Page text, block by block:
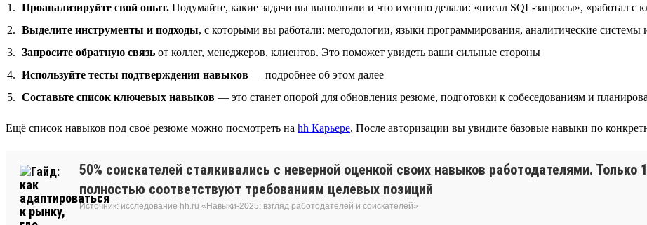
Проанализируйте свой опыт. Подумайте, какие задачи вы выполняли и что именно делали: «писал SQL-запросы», «работал с
Выделите инструменты и подходы, с которыми вы работали: методологии, языки программирования, аналитические системы
Запросите обратную связь от коллег, менеджеров, клиентов. Это поможет увидеть ваши сильные стороны
Используйте тесты подтверждения навыков — подробнее об этом далее
Составьте список ключевых навыков — это станет опорой для обновления резюме, подготовки к собеседованиям и
Ещё список навыков под своё резюме можно посмотреть на hh Карьере. После авторизации вы увидите базовые навыки по
50% соискателей сталкивались с неверной оценкой своих навыков работодателями.
полностью соответствуют требованиям целевых позиций
Источник: исследование hh.ru «Навыки-2025: взгляд работодателей и соискателей»